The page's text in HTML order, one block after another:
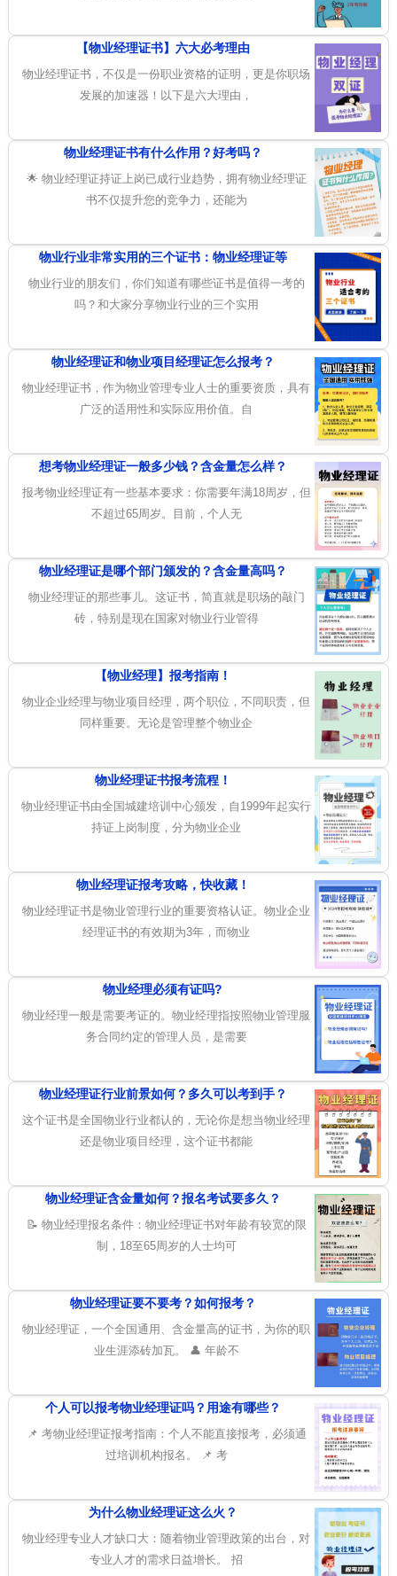
【物业经理证书】六大必考理由
物业经理证书，不仅是一份职业资格的证明，更是你职场
发展的加速器！以下是六大理由，
物业经理证书有什么作用？好考吗？
🌟 物业经理证持证上岗已成行业趋势，拥有物业经理证
书不仅提升您的竞争力，还能为
物业行业非常实用的三个证书：物业经理证等
物业行业的朋友们，你们知道有哪些证书是值得一考的
吗？和大家分享物业行业的三个实用
物业经理证和物业项目经理证怎么报考？
物业经理证书，作为物业管理专业人士的重要资质，具有
广泛的适用性和实际应用价值。自
想考物业经理证一般多少钱？含金量怎么样？
报考物业经理证有一些基本要求：你需要年满18周岁，但
不超过65周岁。目前，个人无
物业经理证是哪个部门颁发的？含金量高吗？
物业经理证的那些事儿。这证书，简直就是职场的敲门
砖，特别是现在国家对物业行业管得
【物业经理】报考指南！
物业企业经理与物业项目经理，两个职位，不同职责，但
同样重要。无论是管理整个物业企
物业经理证书报考流程！
物业经理证书由全国城建培训中心颁发，自1999年起实行
持证上岗制度，分为物业企业
物业经理证报考攻略，快收藏！
物业经理证书是物业管理行业的重要资格认证。物业企业
经理证书的有效期为3年，而物业
物业经理必须有证吗?
物业经理一般是需要考证的。物业经理指按照物业管理服
务合同约定的管理人员，是需要
物业经理证行业前景如何？多久可以考到手？
这个证书是全国物业行业都认的，无论你是想当物业经理
还是物业项目经理，这个证书都能
物业经理证含金量如何？报名考试要多久？
📝 物业经理报名条件：物业经理证书对年龄有较宽的限
制，18至65周岁的人士均可
物业经理证要不要考？如何报考？
物业经理证，一个全国通用、含金量高的证书，为你的职
业生涯添砖加瓦。 👤 年龄不
个人可以报考物业经理证吗？用途有哪些？
📌 考物业经理证报考指南：个人不能直接报考，必须通
过培训机构报名。 📌 考
为什么物业经理证这么火？
物业经理专业人才缺口大：随着物业管理政策的出台，对
专业人才的需求日益增长。 招